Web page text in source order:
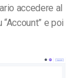
accedere al
e poi